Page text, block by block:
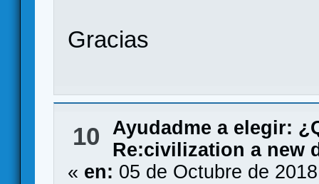
Gracias
10
Ayudadme a elegir:
Re:civilization a new
« en: 05 de Octubre de